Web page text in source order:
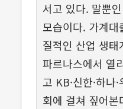
서고 있다. 말뿐
모습이다. 가계대
질적인 산업 생
파르나스에서 열
고 KB·신한·하
회에 걸쳐 짚어본